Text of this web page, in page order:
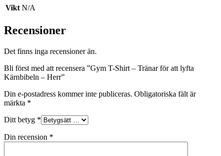
Herr
Vikt N/A
Recensioner
Det finns inga recensioner än.
Bli först med att recensera ”Gym T-Shirt – Tränar för att lyfta
Kärnbibeln – Herr”
Din e-postadress kommer inte publiceras. Obligatoriska fält är
märkta *
Ditt betyg *
Din recension *